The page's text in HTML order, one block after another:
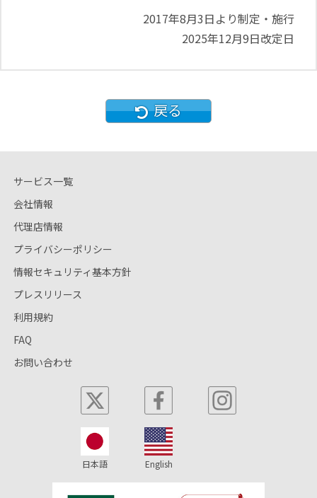
2017年8月3日より制定・施行
2025年12月9日改定日
戻る
サービス一覧
会社情報
代理店情報
プライバシーポリシー
情報セキュリティ基本方針
プレスリリース
利用規約
FAQ
お問い合わせ
日本語 English